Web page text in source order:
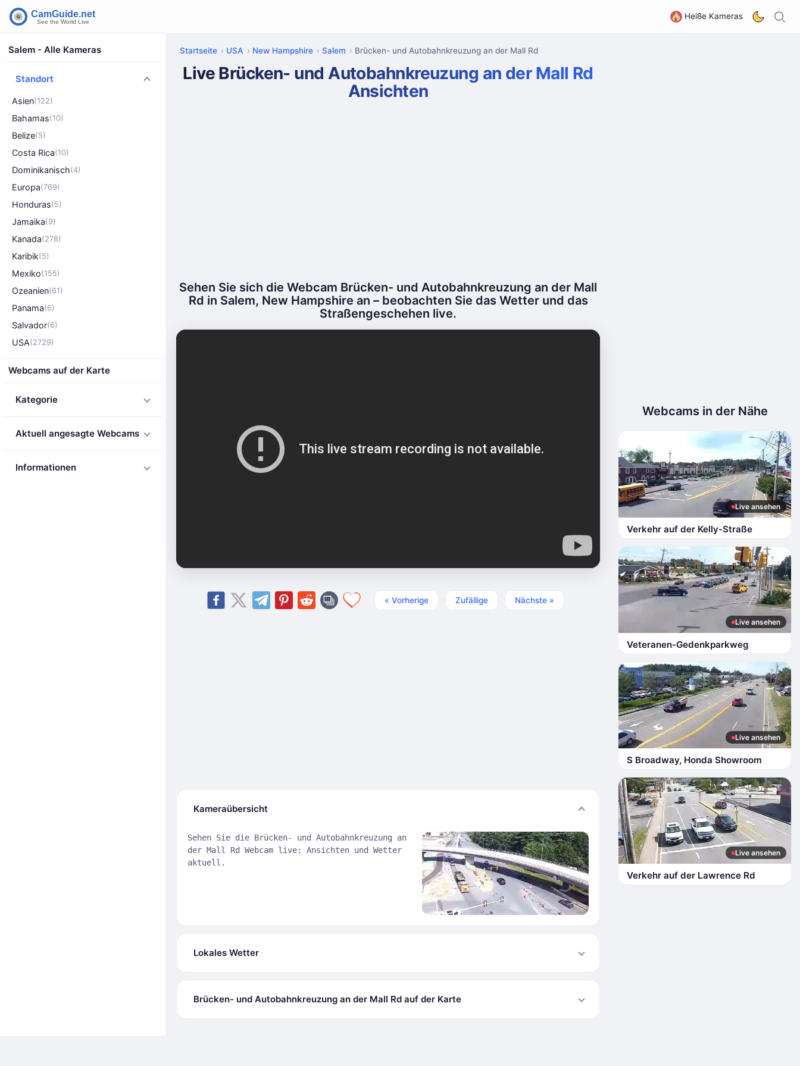
Heiße Kameras
Salem - Alle Kameras
Standort
Asien(122)
Bahamas(10)
Belize(5)
Costa Rica(10)
Dominikanisch(4)
Europa(769)
Honduras(5)
Jamaika(9)
Kanada(278)
Karibik(5)
Mexiko(155)
Ozeanien(61)
Panama(6)
Salvador(6)
USA(2729)
Webcams auf der Karte
Kategorie
Aktuell angesagte Webcams
Informationen
Startseite USA New Hampshire Salem Brücken- und Autobahnkreuzung an der Mall Rd
Live Brücken- und Autobahnkreuzung an der Mall Rd
Ansichten
Sehen Sie sich die Webcam Brücken- und Autobahnkreuzung an der Mall
Rd in Salem, New Hampshire an – beobachten Sie das Wetter und das
Straßengeschehen live.
« Vorherige Zufällige Nächste »
Kameraübersicht
Sehen Sie die Brücken- und Autobahnkreuzung an
der Mall Rd Webcam live: Ansichten und Wetter
aktuell.
Lokales Wetter
Brücken- und Autobahnkreuzung an der Mall Rd auf der Karte
Webcams in der Nähe
Live ansehen
Verkehr auf der Kelly-Straße
Live ansehen
Veteranen-Gedenkparkweg
Live ansehen
S Broadway, Honda Showroom
Live ansehen
Verkehr auf der Lawrence Rd